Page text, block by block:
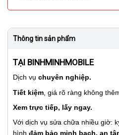
Thông tin sản phẩm
TẠI BINHMINHMOBILE
Dịch vụ chuyên nghiệp.
Tiết kiệm , giá rõ ràng không
Xem trực tiếp, lấy ngay.
Với dịch vụ sửa chữa nhiều giờ:
hình đảm bảo minh bạch, an